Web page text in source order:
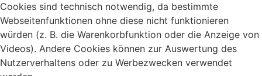
Cookies sind technisch notwendig, da bestimmte
Webseitenfunktionen ohne diese nicht funktionieren
würden (z. B. die Warenkorbfunktion oder die Anzeige von
Videos). Andere Cookies können zur Auswertung des
Nutzerverhaltens oder zu Werbezwecken verwendet